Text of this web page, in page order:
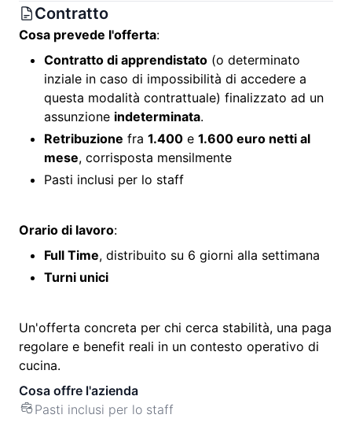
Contratto
Cosa prevede l'offerta:
Contratto di apprendistato (o determinato
inziale in caso di impossibilità di accedere a
questa modalità contrattuale) finalizzato ad un
assunzione indeterminata.
Retribuzione fra 1.400 e 1.600 euro netti al
mese, corrisposta mensilmente
Pasti inclusi per lo staff
Orario di lavoro:
Full Time, distribuito su 6 giorni alla settimana
Turni unici
Un'offerta concreta per chi cerca stabilità, una paga
regolare e benefit reali in un contesto operativo di
cucina.
Cosa offre l'azienda
Pasti inclusi per lo staff